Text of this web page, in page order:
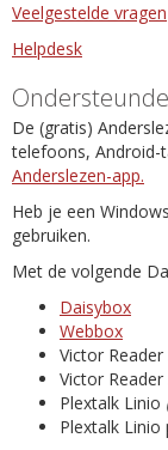
Veelgestelde vragen
Helpdesk
De (gratis)
telefoons, Android-
Anderslezen-app.
Heb je een
gebruiken.
Met de volgende
Daisybox
Webbox
Victor Reader
Victor
Plextalk Linio
Plextalk Linio